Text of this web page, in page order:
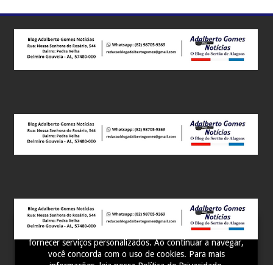
Este site utiliza cookies para melhorar sua experiência e
fornecer serviços personalizados. Ao continuar a navegar,
você concorda com o uso de cookies. Para mais